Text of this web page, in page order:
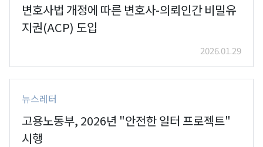
변호사법 개정에 따른 변호사-의뢰인간 비밀유
지권(ACP) 도입
2026.01.29
뉴스레터
고용노동부, 2026년 "안전한 일터 프로젝트"
시행